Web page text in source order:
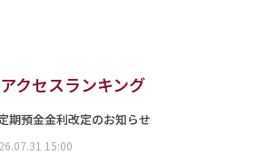
アクセスランキング
期預金金利改定のお知らせ
15:00